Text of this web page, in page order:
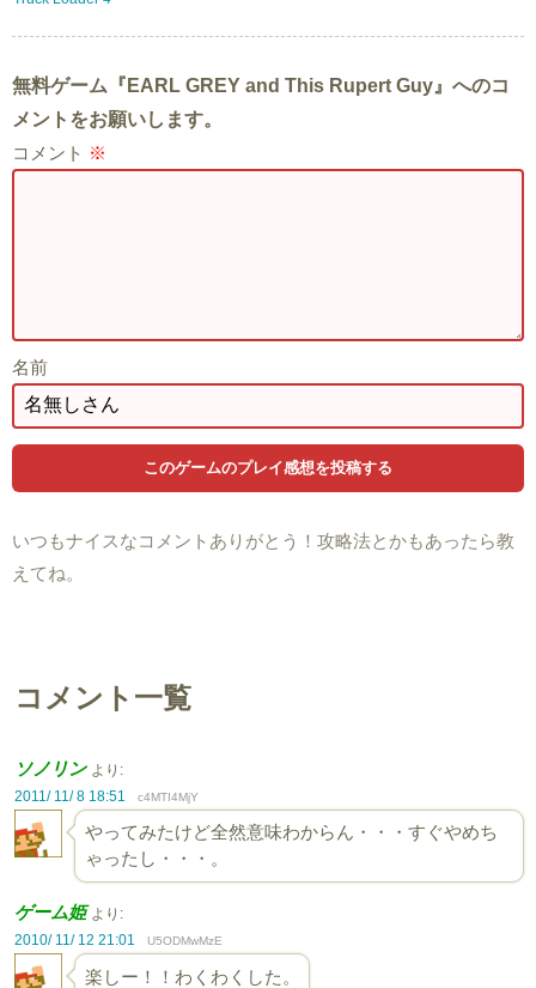
無料ゲーム『EARL GREY and This Rupert Guy』へのコ
メントをお願いします。
コメント ※
名前
いつもナイスなコメントありがとう！攻略法とかもあったら教
えてね。
コメント一覧
ソノリン より:
2011/ 11/ 8 18:51
c4MTI4MjY
やってみたけど全然意味わからん・・・すぐやめち
ゃったし・・・。
ゲーム姫 より:
2010/ 11/ 12 21:01
U5ODMwMzE
楽しー！！わくわくした。